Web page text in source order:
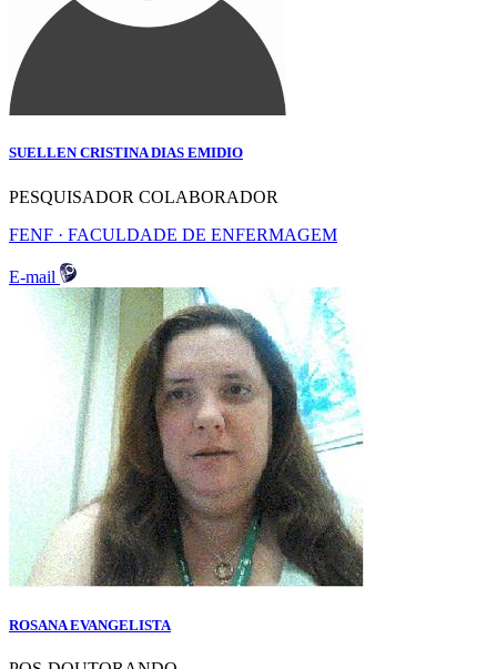
SUELLEN CRISTINA DIAS EMIDIO
PESQUISADOR COLABORADOR
FENF · FACULDADE DE ENFERMAGEM
E-mail
ROSANA EVANGELISTA